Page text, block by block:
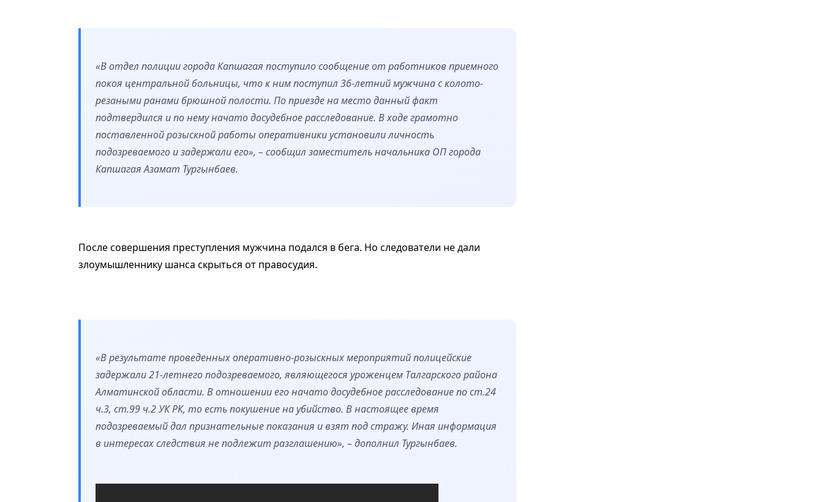
«В отдел полиции города Капшагая поступило сообщение от работников приемного
покоя центральной больницы, что к ним поступил 36-летний мужчина с колото-
резаными ранами брюшной полости. По приезде на место данный факт
подтвердился и по нему начато досудебное расследование. В ходе грамотно
поставленной розыскной работы оперативники установили личность
подозреваемого и задержали его», – сообщил заместитель начальника ОП города
Капшагая Азамат Тургынбаев.
После совершения преступления мужчина подался в бега. Но следователи не дали
злоумышленнику шанса скрыться от правосудия.
«В результате проведенных оперативно-розыскных мероприятий полицейские
задержали 21-летнего подозреваемого, являющегося уроженцем Талгарского района
Алматинской области. В отношении его начато досудебное расследование по ст.24
ч.3, ст.99 ч.2 УК РК, то есть покушение на убийство. В настоящее время
подозреваемый дал признательные показания и взят под стражу. Иная информация
в интересах следствия не подлежит разглашению», – дополнил Тургынбаев.